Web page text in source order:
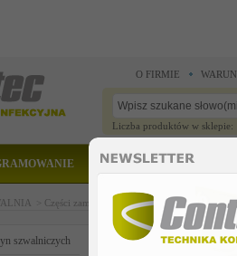
O FIRMIE
Liczba produktów w
CZĘŚCI
> Części zamienne do maszyn szwalniczych >
szwalniczych pressure spring